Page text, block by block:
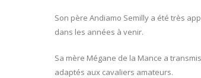
Son père Andiamo Semilly a été très
dans les années à venir.
Sa mère Mégane de la Mance a
adaptés aux cavaliers amateurs.